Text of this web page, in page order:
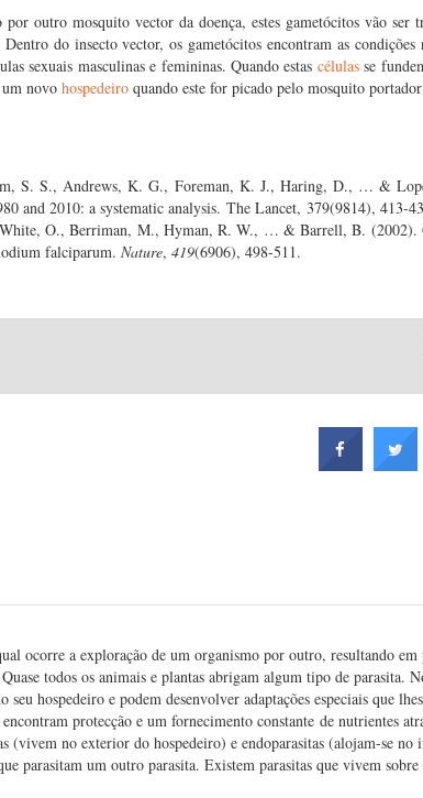
por outro mosquito vector da doença, estes gametócitos vão ser
do insecto vector, os gametócitos encontram as condições
sexuais masculinas e femininas. Quando estas célulasse
novo hospedeiro quando este for picado pelo mosquito
S. S., Andrews, K. G., Foreman, K. J., Haring, D., … &
and 2010: a systematic analysis. The Lancet, 379(9814), 413-
O., Berriman, M., Hyman, R. W., … & Barrell, B. (2002).
falciparum. Nature, 419(6906), 498-511.
ocorre a exploração de um organismo por outro, resultando
todos os animais e plantas abrigam algum tipo de parasita.
seu hospedeiro e podem desenvolver adaptações especiais que
protecção e um fornecimento constante de nutrientes
(vivem no exterior do hospedeiro) e endoparasitas (alojam-se no
parasitam um outro parasita. Existem parasitas que vivem